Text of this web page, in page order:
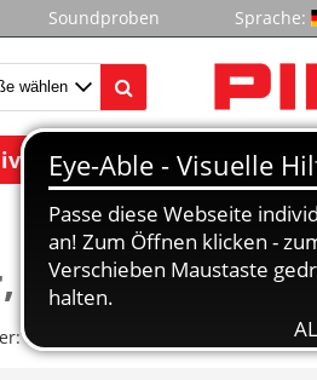
Soundproben Sprache:
Modelle
Rippe seitlich
ET51490-96